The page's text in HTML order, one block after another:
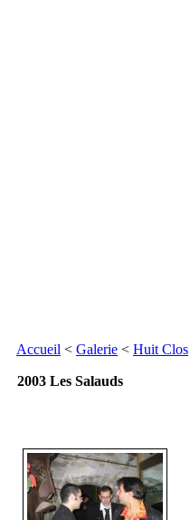
Accueil < Galerie < Huit Clos
2003 Les Salauds